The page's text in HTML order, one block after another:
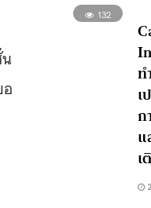
132
ท
เ
ก
เ